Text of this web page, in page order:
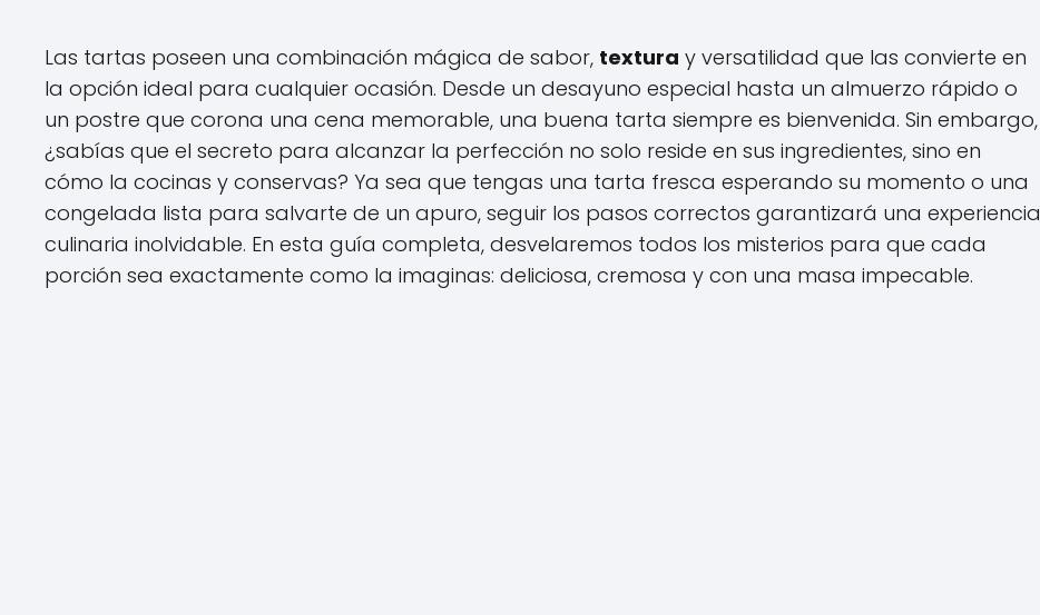
Las tartas poseen una combinación mágica de sabor, textura y versatilidad que las convierte en
la opción ideal para cualquier ocasión. Desde un desayuno especial hasta un almuerzo rápido o
un postre que corona una cena memorable, una buena tarta siempre es bienvenida. Sin embargo,
¿sabías que el secreto para alcanzar la perfección no solo reside en sus ingredientes, sino en
cómo la cocinas y conservas? Ya sea que tengas una tarta fresca esperando su momento o una
congelada lista para salvarte de un apuro, seguir los pasos correctos garantizará una experiencia
culinaria inolvidable. En esta guía completa, desvelaremos todos los misterios para que cada
porción sea exactamente como la imaginas: deliciosa, cremosa y con una masa impecable.